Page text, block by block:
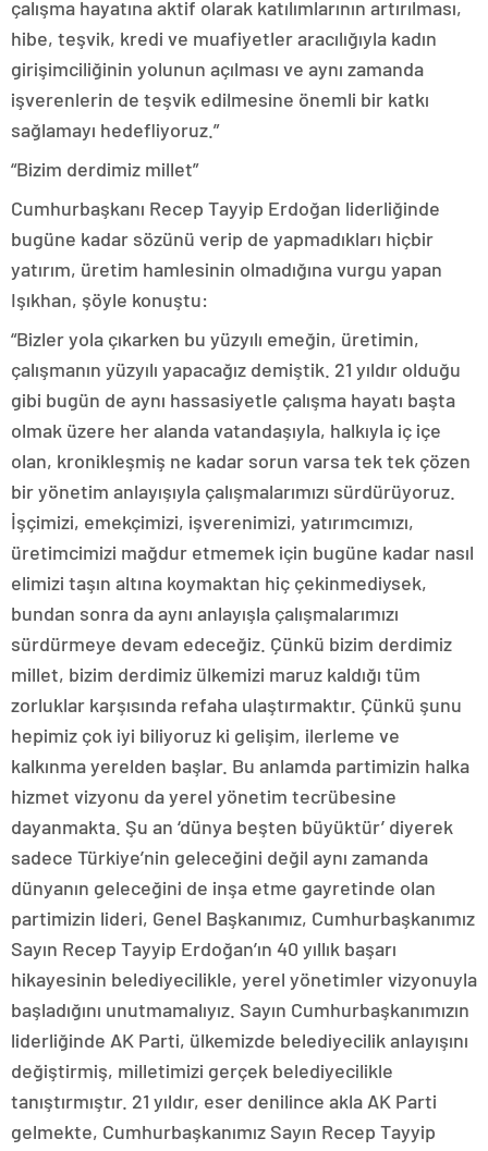
çalışma hayatına aktif olarak katılımlarının artırılması,
hibe, teşvik, kredi ve muafiyetler aracılığıyla kadın
girişimciliğinin yolunun açılması ve aynı zamanda
işverenlerin de teşvik edilmesine önemli bir katkı
sağlamayı hedefliyoruz.”
“Bizim derdimiz millet”
Cumhurbaşkanı Recep Tayyip Erdoğan liderliğinde
bugüne kadar sözünü verip de yapmadıkları hiçbir
yatırım, üretim hamlesinin olmadığına vurgu yapan
Işıkhan, şöyle konuştu:
“Bizler yola çıkarken bu yüzyılı emeğin, üretimin,
çalışmanın yüzyılı yapacağız demiştik. 21 yıldır olduğu
gibi bugün de aynı hassasiyetle çalışma hayatı başta
olmak üzere her alanda vatandaşıyla, halkıyla iç içe
olan, kronikleşmiş ne kadar sorun varsa tek tek çözen
bir yönetim anlayışıyla çalışmalarımızı sürdürüyoruz.
İşçimizi, emekçimizi, işverenimizi, yatırımcımızı,
üretimcimizi mağdur etmemek için bugüne kadar nasıl
elimizi taşın altına koymaktan hiç çekinmediysek,
bundan sonra da aynı anlayışla çalışmalarımızı
sürdürmeye devam edeceğiz. Çünkü bizim derdimiz
millet, bizim derdimiz ülkemizi maruz kaldığı tüm
zorluklar karşısında refaha ulaştırmaktır. Çünkü şunu
hepimiz çok iyi biliyoruz ki gelişim, ilerleme ve
kalkınma yerelden başlar. Bu anlamda partimizin halka
hizmet vizyonu da yerel yönetim tecrübesine
dayanmakta. Şu an ‘dünya beşten büyüktür’ diyerek
sadece Türkiye’nin geleceğini değil aynı zamanda
dünyanın geleceğini de inşa etme gayretinde olan
partimizin lideri, Genel Başkanımız, Cumhurbaşkanımız
Sayın Recep Tayyip Erdoğan’ın 40 yıllık başarı
hikayesinin belediyecilikle, yerel yönetimler vizyonuyla
başladığını unutmamalıyız. Sayın Cumhurbaşkanımızın
liderliğinde AK Parti, ülkemizde belediyecilik anlayışını
değiştirmiş, milletimizi gerçek belediyecilikle
tanıştırmıştır. 21 yıldır, eser denilince akla AK Parti
gelmekte, Cumhurbaşkanımız Sayın Recep Tayyip